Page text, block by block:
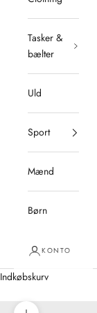
Tasker &
bælter
Uld
Sport
Mænd
Børn
KONTO
Indkøbskurv